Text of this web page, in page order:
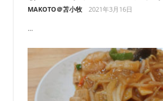
MAKOTO＠苫小牧 2021年3月16日
...